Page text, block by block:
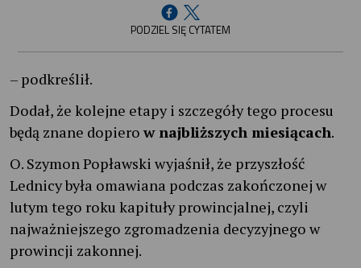
PODZIEL SIĘ CYTATEM
– podkreślił.
Dodał, że kolejne etapy i szczegóły tego procesu
będą znane dopiero w najbliższych miesiącach.
O. Szymon Popławski wyjaśnił, że przyszłość
Lednicy była omawiana podczas zakończonej w
lutym tego roku kapituły prowincjalnej, czyli
najważniejszego zgromadzenia decyzyjnego w
prowincji zakonnej.